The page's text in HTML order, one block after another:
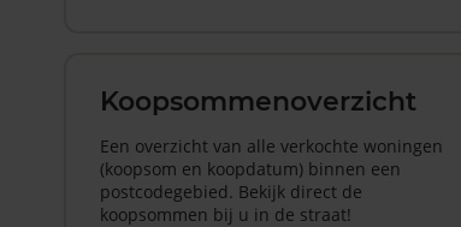
Koopsommenoverzicht
Een overzicht van alle verkochte woningen
(koopsom en koopdatum) binnen een
postcodegebied. Bekijk direct de
koopsommen bij u in de straat!